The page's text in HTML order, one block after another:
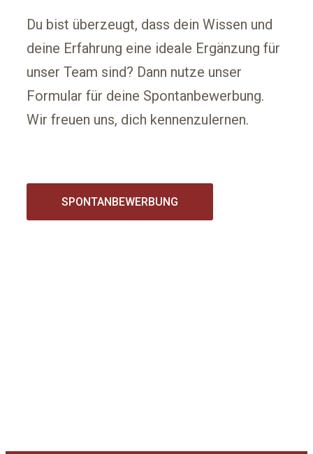
Du bist überzeugt, dass dein Wissen und
deine Erfahrung eine ideale Ergänzung für
unser Team sind? Dann nutze unser
Formular für deine Spontanbewerbung.
Wir freuen uns, dich kennenzulernen.
SPONTANBEWERBUNG